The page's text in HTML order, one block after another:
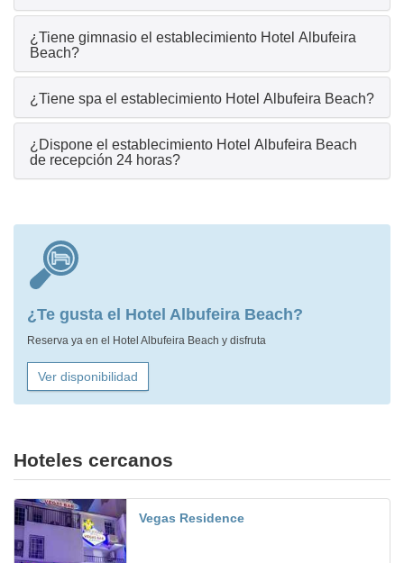
¿Tiene gimnasio el establecimiento Hotel Albufeira
Beach?
¿Tiene spa el establecimiento Hotel Albufeira Beach?
¿Dispone el establecimiento Hotel Albufeira Beach
de recepción 24 horas?
¿Te gusta el Hotel Albufeira Beach?
Reserva ya en el Hotel Albufeira Beach y disfruta
Ver disponibilidad
Hoteles cercanos
Vegas Residence